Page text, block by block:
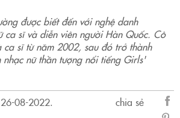
được biết đến với nghệ danh
ca sĩ và diễn viên người Hàn Quốc. Cô
sĩ từ năm 2002, sau đó trở thành
nhạc nữ thần tượng nổi tiếng Girls'
26-08-2022.
chia sẻ